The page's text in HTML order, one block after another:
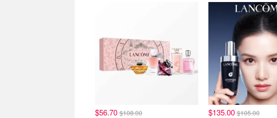
$56.70 $108.00 $135.00$105.00